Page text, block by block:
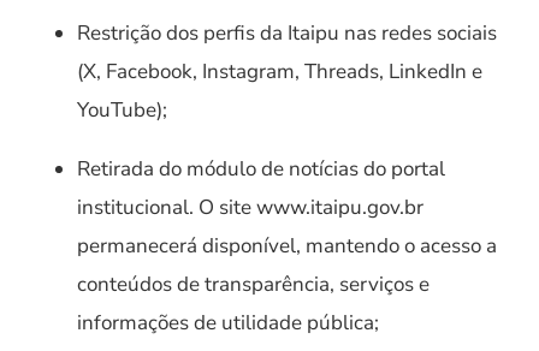
Restrição dos perfis da Itaipu nas redes sociais
(X, Facebook, Instagram, Threads, LinkedIn e
YouTube);
Retirada do módulo de notícias do portal
institucional. O site www.itaipu.gov.br
permanecerá disponível, mantendo o acesso a
conteúdos de transparência, serviços e
informações de utilidade pública;